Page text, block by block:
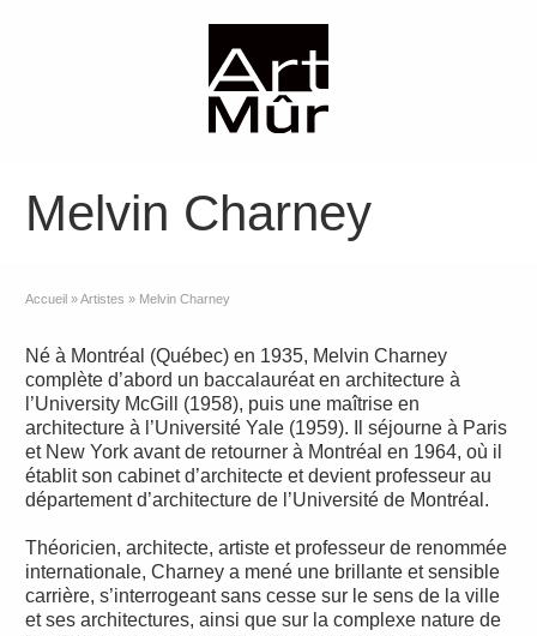
Melvin Charney
Accueil »Artistes » Melvin Charney
Né à Montréal (Québec) en 1935, Melvin Charney
complète d’abord un baccalauréat en architecture à
l’University McGill (1958), puis une maîtrise en
architecture à l’Université Yale (1959). Il séjourne à Paris
et New York avant de retourner à Montréal en 1964, où il
établit son cabinet d’architecte et devient professeur au
département d’architecture de l’Université de Montréal.
Théoricien, architecte, artiste et professeur de renommée
internationale, Charney a mené une brillante et sensible
carrière, s’interrogeant sans cesse sur le sens de la ville
et ses architectures, ainsi que sur la complexe nature de